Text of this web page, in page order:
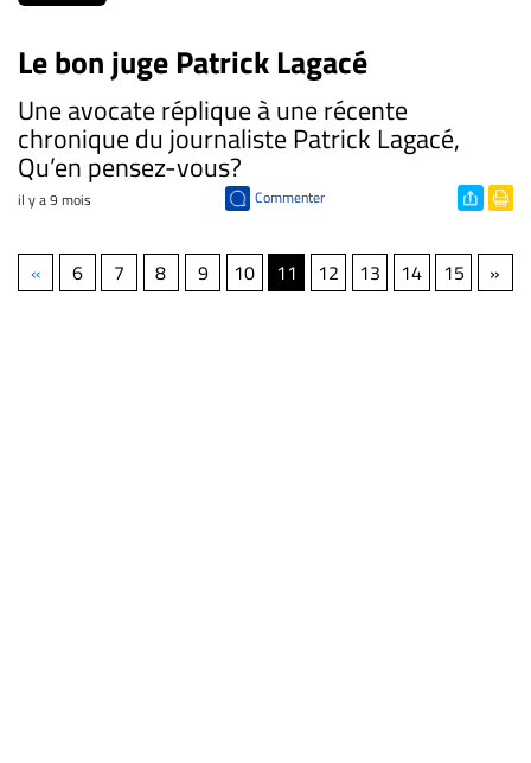
Le bon juge Patrick Lagacé
Une avocate réplique à une récente
chronique du journaliste Patrick Lagacé,
Qu’en pensez-vous?
il y a 9 mois Commenter
« 6 7 8 9 10 11 12 13 14 15 »